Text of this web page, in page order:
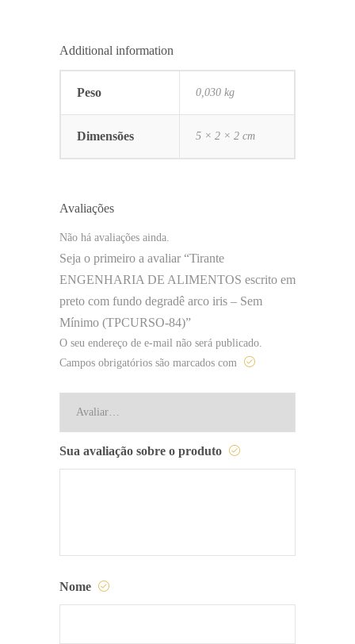
Additional information
Peso 0,030 kg
Dimensões 5 × 2 × 2 cm
Avaliações
Não há avaliações ainda.
Seja o primeiro a avaliar “Tirante
ENGENHARIA DE ALIMENTOS escrito em
preto com fundo degradê arco iris – Sem
Mínimo (TPCURSO-84)”
O seu endereço de e-mail não será publicado.
Campos obrigatórios são marcados com
Sua avaliação sobre o produto
Nome